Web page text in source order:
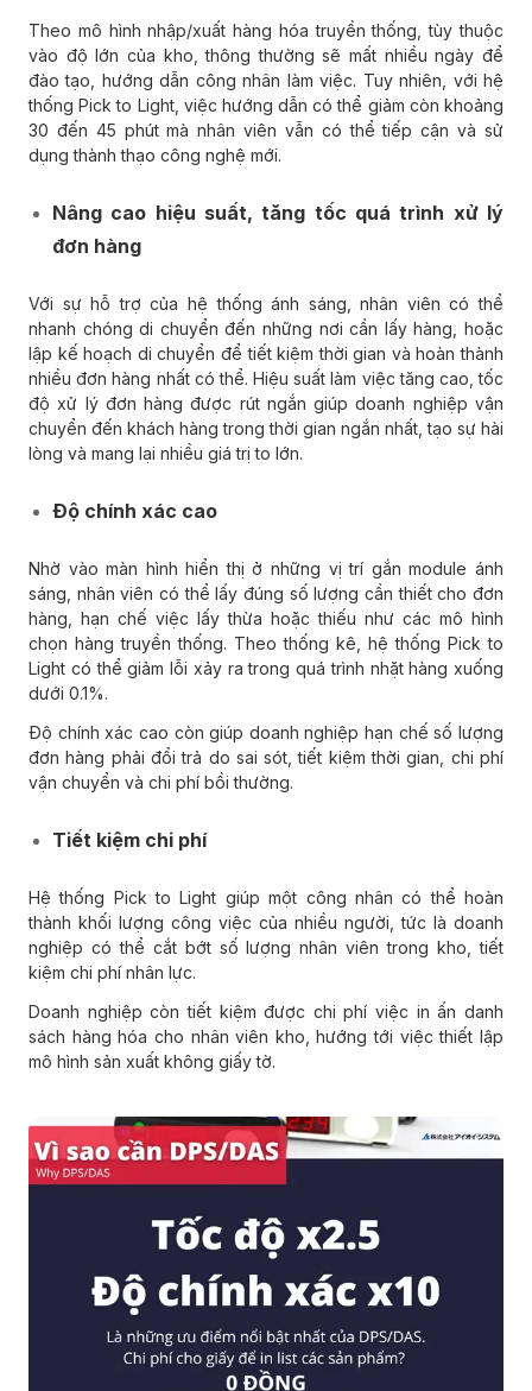
Theo mô hình nhập/xuất hàng hóa truyền thống, tùy thuộc
vào độ lớn của kho, thông thường sẽ mất nhiều ngày để
đào tạo, hướng dẫn công nhân làm việc. Tuy nhiên, với hệ
thống Pick to Light, việc hướng dẫn có thể giảm còn khoảng
30 đến 45 phút mà nhân viên vẫn có thể tiếp cận và sử
dụng thành thạo công nghệ mới.
Nâng cao hiệu suất, tăng tốc quá trình xử lý
đơn hàng
Với sự hỗ trợ của hệ thống ánh sáng, nhân viên có thể
nhanh chóng di chuyển đến những nơi cần lấy hàng, hoặc
lập kế hoạch di chuyển để tiết kiệm thời gian và hoàn thành
nhiều đơn hàng nhất có thể. Hiệu suất làm việc tăng cao, tốc
độ xử lý đơn hàng được rút ngắn giúp doanh nghiệp vận
chuyển đến khách hàng trong thời gian ngắn nhất, tạo sự hài
lòng và mang lại nhiều giá trị to lớn.
Độ chính xác cao
Nhờ vào màn hình hiển thị ở những vị trí gắn module ánh
sáng, nhân viên có thể lấy đúng số lượng cần thiết cho đơn
hàng, hạn chế việc lấy thừa hoặc thiếu như các mô hình
chọn hàng truyền thống. Theo thống kê, hệ thống Pick to
Light có thể giảm lỗi xảy ra trong quá trình nhặt hàng xuống
dưới 0.1%.
Độ chính xác cao còn giúp doanh nghiệp hạn chế số lượng
đơn hàng phải đổi trả do sai sót, tiết kiệm thời gian, chi phí
vận chuyển và chi phí bồi thường.
Tiết kiệm chi phí
Hệ thống Pick to Light giúp một công nhân có thể hoàn
thành khối lượng công việc của nhiều người, tức là doanh
nghiệp có thể cắt bớt số lượng nhân viên trong kho, tiết
kiệm chi phí nhân lực.
Doanh nghiệp còn tiết kiệm được chi phí việc in ấn danh
sách hàng hóa cho nhân viên kho, hướng tới việc thiết lập
mô hình sản xuất không giấy tờ.